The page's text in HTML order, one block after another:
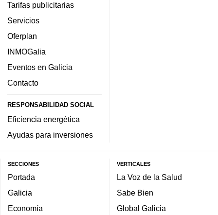
Tarifas publicitarias
Servicios
Oferplan
INMOGalia
Eventos en Galicia
Contacto
RESPONSABILIDAD SOCIAL
Eficiencia energética
Ayudas para inversiones
SECCIONES
Portada
Galicia
Economía
VERTICALES
La Voz de la Salud
Sabe Bien
Global Galicia